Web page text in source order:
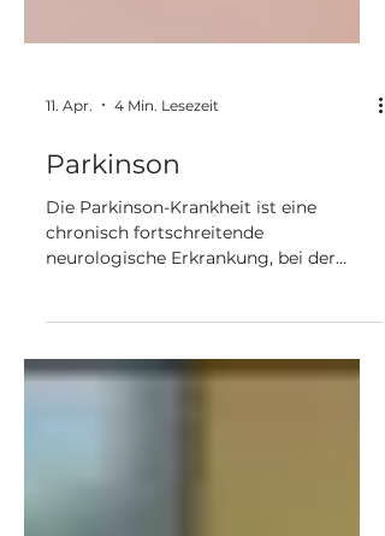
11. Apr. 4 Min. Lesezeit
Parkinson
chronisch fortschreitende
neurologische Erkrankung, bei der
Nervenzellen im Gehirn...